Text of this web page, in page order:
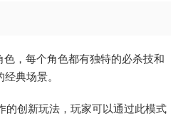
，每个角色都有独特的必杀技和
典场景。
的创新玩法，玩家可以通过此模式